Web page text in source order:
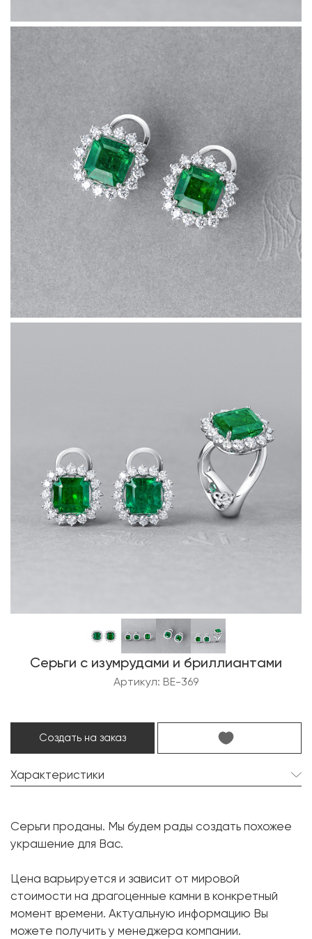
Серьги с изумрудами и бриллиантами
Артикул: BE-369
Создать на заказ
Характеристики
Форма огранки:
Октагон
Форма огранки:
Металл:
Белое золото, 750 проба
Вес грамм:
Серьги проданы. Мы будем рады создать похожее
украшение для Вас.
Цена варьируется и зависит от мировой
стоимости на драгоценные камни в конкретный
момент времени. Актуальную информацию Вы
можете получить у менеджера компании.